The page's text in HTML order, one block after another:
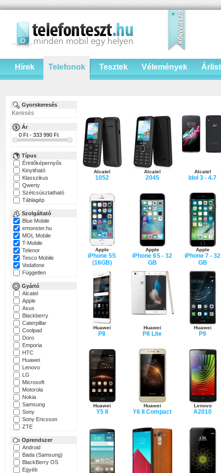
Hírek Telefonok Tesztek Vélemények
Gyorskeresés
Ár
Típus
Érintőképernyős
Kinyitható
Klasszikus
Qwerty
Szétcsúsztatható
Táblagép
Szolgáltató
Blue Mobile
emonster.hu
MOL Mobile
T-Mobile
Telenor
Tesco Mobile
Vodafone
Független
Gyártó
Alcatel
Apple
Asus
Blackberry
Caterpillar
Coolpad
Doro
Emporia
HTC
Huawei
Lenovo
LG
Microsoft
Motorola
Nokia
Samsung
Sony
Sony Ericsson
ZTE
Oprendszer
Android
Bada (Samsung)
BlackBerry OS
Egyéb
Alcatel
1052
Alcatel
2045
Alcatel
Idol 3 - 4.7
Apple
iPhone 5S
(16GB)
Apple
iPhone 6S - 32
GB
Apple
iPhone 7 - 32
GB
Huawei
P8
Huawei
P8 Lite
Huawei
P9
Huawei
Y5 II
Huawei
Y6 II Compact
Lenovo
A2010